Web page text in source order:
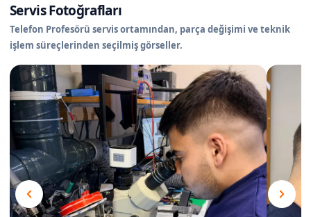
Servis Fotoğrafları
Telefon Profesörü servis ortamından, parça değişimi ve teknik
işlem süreçlerinden seçilmiş görseller.